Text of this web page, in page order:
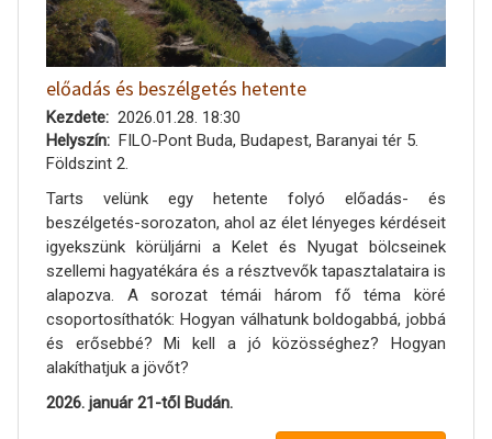
előadás és beszélgetés hetente
Kezdete
2026.01.28. 18:30
Helyszín
FILO-Pont Buda, Budapest, Baranyai tér 5.
Földszint 2.
Tarts velünk egy hetente folyó előadás- és
beszélgetés-sorozaton, ahol az élet lényeges kérdéseit
igyekszünk körüljárni a Kelet és Nyugat bölcseinek
szellemi hagyatékára és a résztvevők tapasztalataira is
alapozva. A sorozat témái három fő téma köré
csoportosíthatók: Hogyan válhatunk boldogabbá, jobbá
és erősebbé? Mi kell a jó közösséghez? Hogyan
alakíthatjuk a jövőt?
2026. január 21-től Budán.